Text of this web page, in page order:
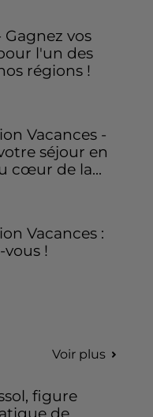
Gagnez vos
l'un des
régions !
Vacances -
séjour en
cœur de la...
Vacances :
vous !
Voir plus
figure
de